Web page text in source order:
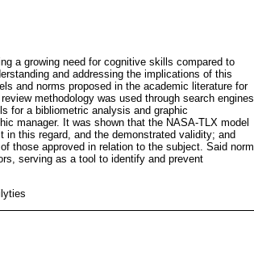
a growing need for cognitive skills compared to
and addressing the implications of this
and norms proposed in the academic literature for
methodology was used through search engines
for a bibliometric analysis and graphic
manager. It was shown that the NASA-TLX model
this regard, and the demonstrated validity; and
those approved in relation to the subject. Said norm
serving as a tool to identify and prevent